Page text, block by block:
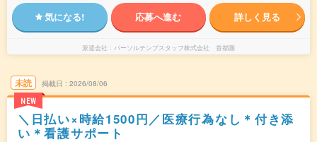
気になる! 応募へ進む 詳しく見る
派遣会社 パーソルテンプスタッフ株式会社 首都圏
未読
NEW
掲載日 2026/08/06
＼日払い×時給1500円／医療行為なし＊付き添
い＊看護サポート